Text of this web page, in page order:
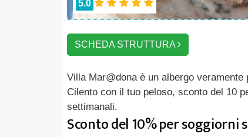
5.0
SCHEDA STRUTTURA
Villa Mar@dona è un albergo
Cilento con il tuo peloso, sconto del 10
settimanali.
Sconto del 10% per soggiorni